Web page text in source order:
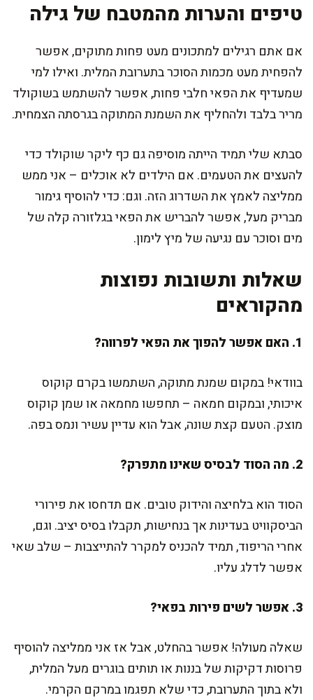
טיפים והערות מהמטבח של גילה
אם אתם רגילים למתכונים מעט פחות מתוקים, אפשר
להפחית מעט מכמות הסוכר בתערובת המלית. ואילו למי
שמעדיף את הפאי חלבי פחות, אפשר להשתמש בשוקולד
מריר בלבד ולהחליף את השמנת המתוקה בגרסתה הצמחית.
סבתא שלי תמיד הייתה מוסיפה גם כף ליקר שוקולד כדי
להעצים את הטעמים. אם הילדים לא אוכלים – אני ממש
ממליצה לאמץ את השדרוג הזה. וגם: כדי להוסיף גימור
מבריק מעל, אפשר להבריש את הפאי בגלזורה קלה של
מים וסוכר עם נגיעה של מיץ לימון.
שאלות ותשובות נפוצות
מהקוראים
1. האם אפשר להפוך את הפאי לפרווה?
בוודאי! במקום שמנת מתוקה, השתמשו בקרם קוקוס
איכותי, ובמקום חמאה – תחפשו מחמאה או שמן קוקוס
מוצק. הטעם קצת שונה, אבל הוא עדיין עשיר ונמס בפה.
2. מה הסוד לבסיס שאינו מתפרק?
הסוד הוא בלחיצה והידוק טובים. אם תדחסו את פירורי
הביסקוויט בעדינות אך בנחישות, תקבלו בסיס יציב. וגם,
אחרי הריפוד, תמיד להכניס למקרר להתייצבות – שלב שאי
אפשר לדלג עליו.
3. אפשר לשים פירות בפאי?
שאלה מעולה! אפשר בהחלט, אבל אז אני ממליצה להוסיף
פרוסות דקיקות של בננות או תותים בוגרים מעל המלית,
ולא בתוך התערובת, כדי שלא תפגמו במרקם הקרמי.